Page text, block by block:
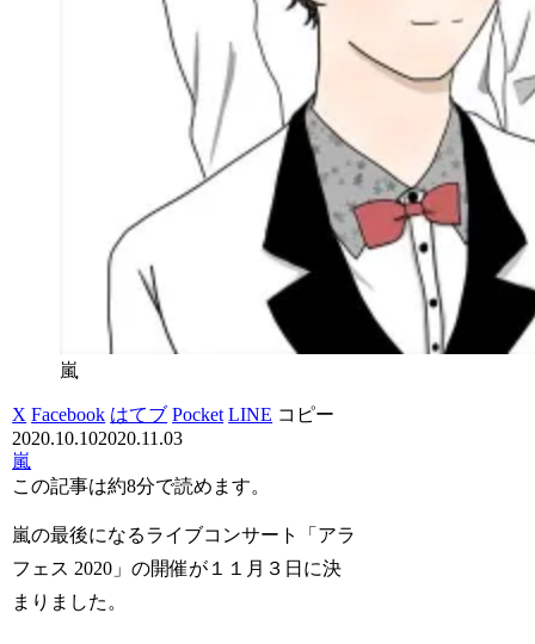
嵐
X Facebook はてブ Pocket LINE コピー
2020.10.102020.11.03
嵐
この記事は約8分で読めます。
嵐の最後になるライブコンサート「アラ
フェス 2020」の開催が１１月３日に決
まりました。